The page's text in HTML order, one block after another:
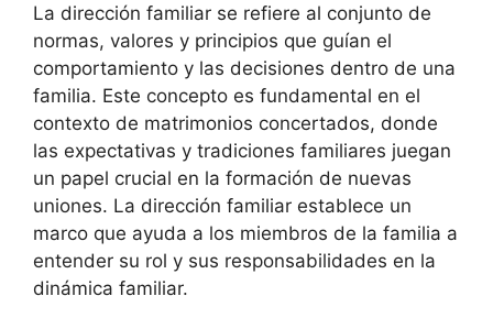
La dirección familiar se refiere al conjunto de
normas, valores y principios que guían el
comportamiento y las decisiones dentro de una
familia. Este concepto es fundamental en el
contexto de matrimonios concertados, donde
las expectativas y tradiciones familiares juegan
un papel crucial en la formación de nuevas
uniones. La dirección familiar establece un
marco que ayuda a los miembros de la familia a
entender su rol y sus responsabilidades en la
dinámica familiar.